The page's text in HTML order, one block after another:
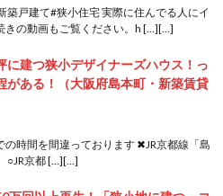
築戸建て#狭小住宅 実際に住んでる人にイ
きの動画もご覧ください。h […][…]
に建つ狭小デザイナーズハウス！っ
がある！（大阪府島本町・新築賃貸
時間を間違っております ✖JR京都線「島
○JR京都 […][…]